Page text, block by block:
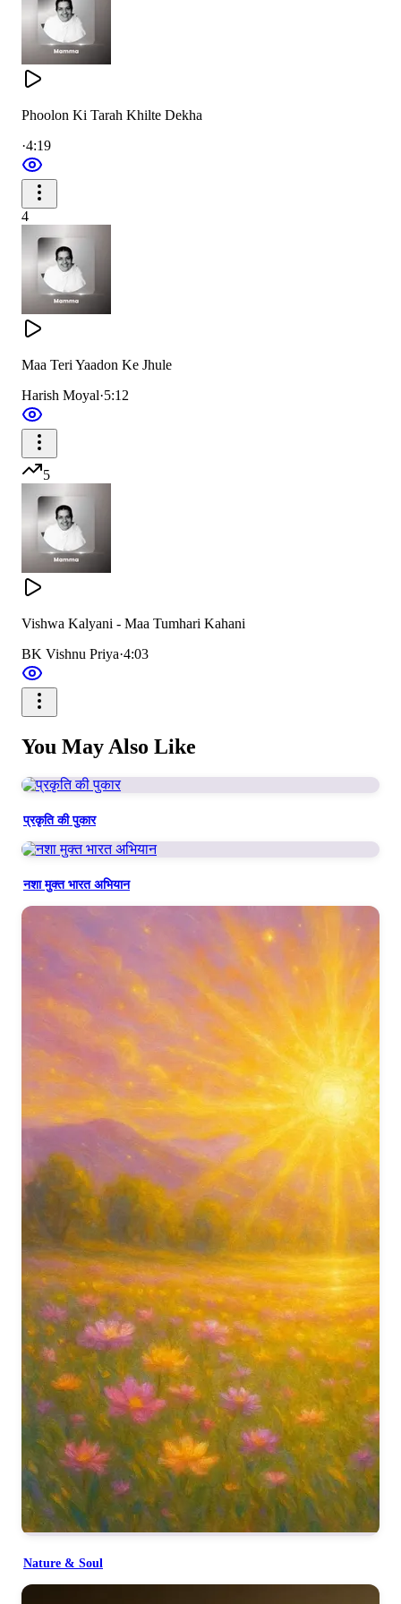
Phoolon Ki Tarah Khilte Dekha
·4:19
4
Maa Teri Yaadon Ke Jhule
Harish Moyal·5:12
5
Vishwa Kalyani - Maa Tumhari Kahani
BK Vishnu Priya·4:03
You May Also Like
प्रकृति की पुकार
नशा मुक्त भारत अभियान
Nature & Soul